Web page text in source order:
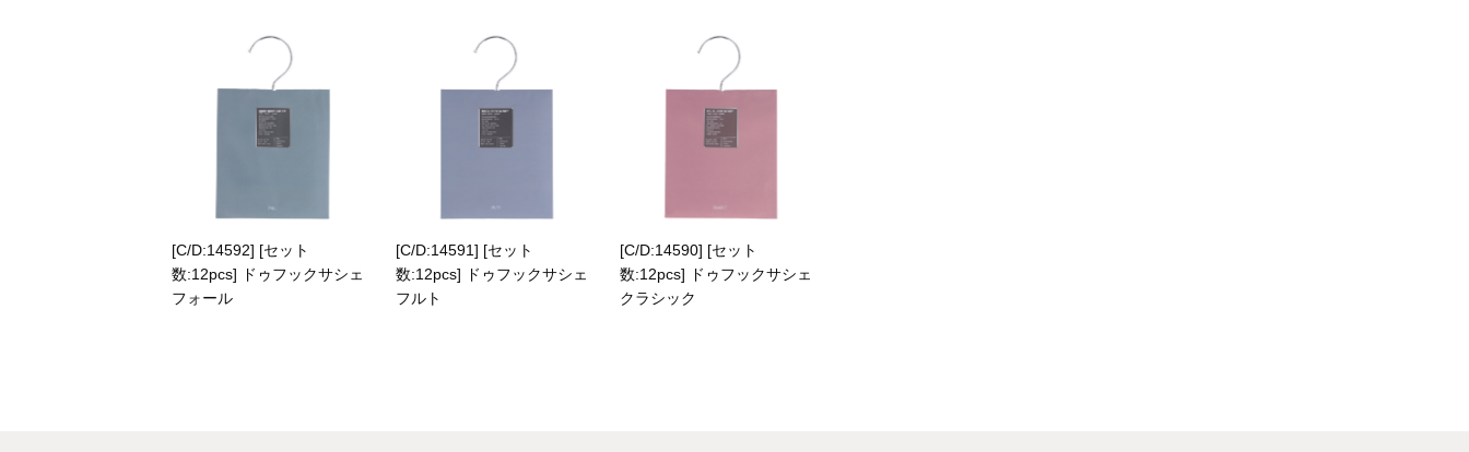
[C/D:14592] [セット
数:12pcs] ドゥフックサシェ
フォール
[C/D:14591] [セット
数:12pcs] ドゥフックサシェ
フルト
[C/D:14590] [セット
数:12pcs] ドゥフックサシェ
クラシック